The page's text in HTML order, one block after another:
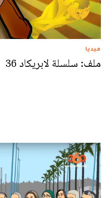
ميديا
ملف: سلسلة لابريكاد 36